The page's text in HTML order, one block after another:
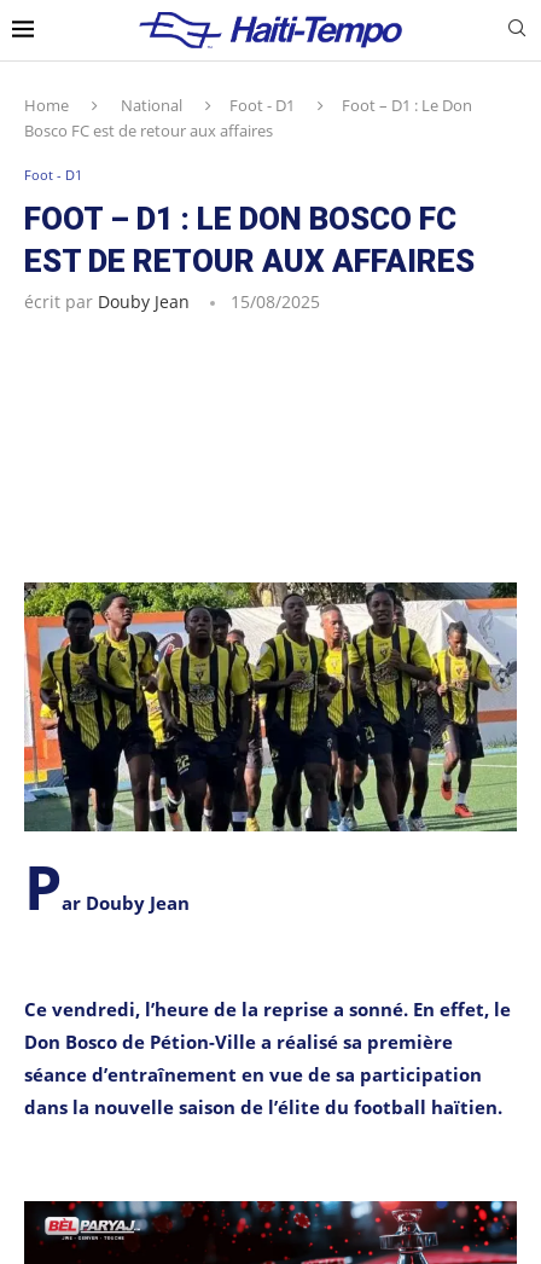
Home National Foot - D1
Foot – D1 : Le Don
Bosco FC est de retour aux affaires
Foot - D1
FOOT – D1 : LE DON BOSCO FC
EST DE RETOUR AUX AFFAIRES
écrit par Douby Jean 15/08/2025
Par Douby Jean
Ce vendredi, l’heure de la reprise a sonné. En effet, le
Don Bosco de Pétion-Ville a réalisé sa première
séance d’entraînement en vue de sa participation
dans la nouvelle saison de l’élite du football haïtien.